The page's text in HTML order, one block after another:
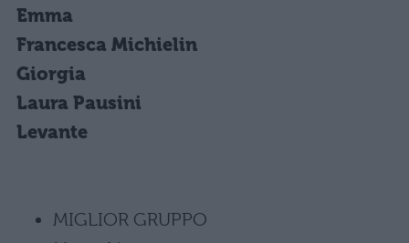
Emma
Francesca Michielin
Giorgia
Laura Pausini
Levante
MIGLIOR GRUPPO